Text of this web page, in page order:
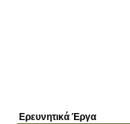
Ερευνητικά Έργα